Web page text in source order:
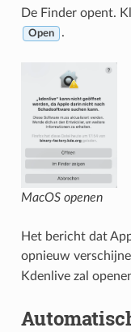
De Finder opent.
Open .
MacOS openen
Het bericht dat
opnieuw
Kdenlive zal